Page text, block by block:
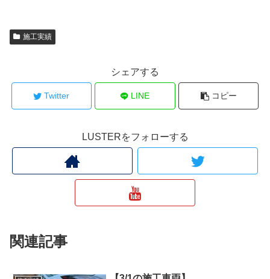
施工実績
シェアする
Twitter LINE コピー
LUSTERをフォローする
関連記事